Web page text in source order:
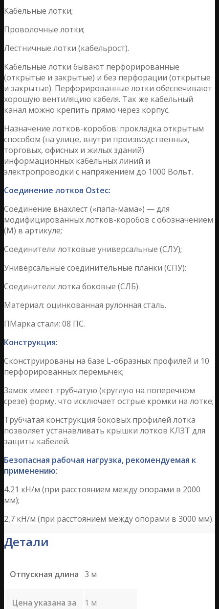
Кабельные лотки;
Проволочные лотки;
Лестничные лотки (кабельрост).
Кабельные лотки бывают перфорированные
(открытые и закрытые) и без перфорации (открытые
и закрытые). Перфорированные лотки обеспечивают
хорошую вентиляцию кабеля. Так же кабельный
канал можно крепить прямо через корпус.
Назначение лотков-коробов: прокладка открытым
способом (на улице, внутри производственных,
торговых, офисных и жилых зданий)
информационных кабельных линий и
электропроводки с напряжением до 1000 Вольт.
Соединение лотков Ostec:
Соединение внахлест («папа-мама») — для
модифицированных лотков-коробов с обозначением
(М) в артикуле;
Соединители лотковые универсальные (СЛУ);
Универсальные соединительные планки (СПУ);
Соединители лотка боковые (СЛБ).
Материал: оцинкованная рулонная сталь.
ПМарка стали: 08 ПС.
Конструкция:
Сконструированы на базе L-образных профилей и 10
перфорированных перемычек;
Замок имеет трубчатую (круглую на поперечном
срезе) форму, что исключает острые кромки на лотке;
Трубчатая конструкция боковых профилей лотка
позволяет устанавливать крышки лотков КЛЗТ для
защиты кабелей.
Безопасная рабочая нагрузка, рекомендуемая к
применению:
4,21 кН/м (при расстоянием между опорами в 2000
мм);
2,7 кН/м (при расстоянием между опорами в 3000 мм).
Детали
Отпускная длина 3 м
Цена указана за 1 м